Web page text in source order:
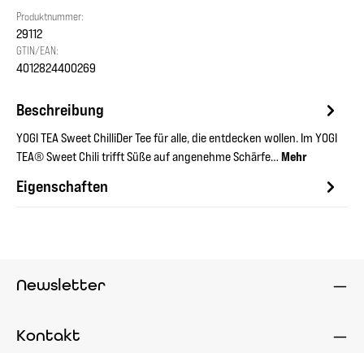
Produktnummer:
29112
GTIN/EAN:
4012824400269
Beschreibung
YOGI TEA Sweet ChilliDer Tee für alle, die entdecken wollen. Im YOGI
TEA® Sweet Chili trifft Süße auf angenehme Schärfe… Mehr
Eigenschaften
Newsletter
Kontakt